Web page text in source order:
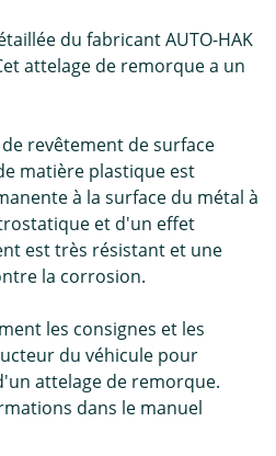
du fabricant AUTO-HAK
attelage de remorque a un
revêtement de surface
matière plastique est
à la surface du métal à
et d'un effet
est très résistant et une
la corrosion.
les consignes et les
du véhicule pour
attelage de remorque.
dans le manuel